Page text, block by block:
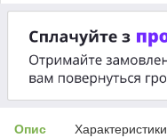
Опис Характеристики